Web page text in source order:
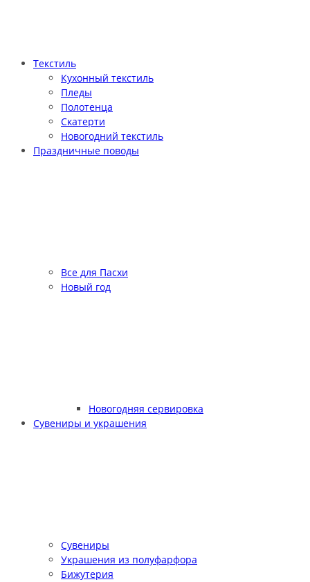
Текстиль
Кухонный текстиль
Пледы
Полотенца
Скатерти
Новогодний текстиль
Праздничные поводы
Все для Пасхи
Новый год
Новогодняя сервировка
Сувениры и украшения
Сувениры
Украшения из полуфарфора
Бижутерия